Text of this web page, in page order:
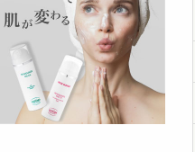
UV